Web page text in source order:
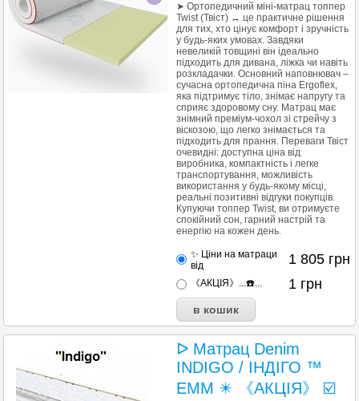
➤ Ортопедичний міні-матрац топпер
Twist (Твіст) ↔ це практичне рішення
для тих, хто цінує комфорт і зручність
у будь-яких умовах. Завдяки
невеликій товщині він ідеально
підходить для дивана, ліжка чи навіть
розкладачки. Основний наповнювач –
сучасна ортопедична піна Ergoflex,
яка підтримує тіло, знімає напругу та
сприяє здоровому сну. Матрац має
знімний преміум-чохол зі стрейчу з
віскозою, що легко знімається та
підходить для прання. Переваги Твіст
очевидні: доступна ціна від
виробника, компактність і легке
транспортування, можливість
використання у будь-якому місці,
реальні позитивні відгуки покупців.
Купуючи топпер Twist, ви отримуєте
спокійний сон, гарний настрій та
енергію на кожен день.
✨ Ціни на матраци
від
1 805 грн
《АКЦІЯ》...☎️... 1 грн
ᐅ Матрац Denim
INDIGO / ІНДІГО ™
ЕММ ✴️ 《АКЦІЯ》 ☑️